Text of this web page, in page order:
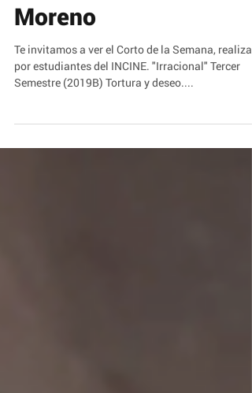
Moreno
Te invitamos a ver el Corto de la Semana,
por estudiantes del INCINE. "Irracional" Tercer
Semestre (2019B) Tortura y deseo....